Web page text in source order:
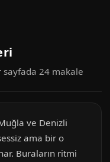
sayfada 24 makale
ve Denizli
ama bir o
Buraların ritmi